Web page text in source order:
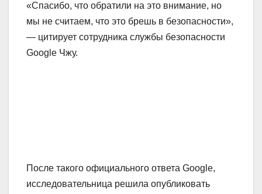
«Спасибо, что обратили на это внимание, но
мы не считаем, что это брешь в безопасности»,
— цитирует сотрудника службы безопасности
Google Чжу.
После такого официального ответа Google,
исследовательница решила опубликовать